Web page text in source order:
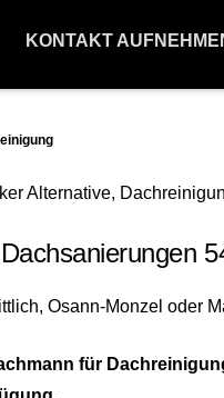
KONTAKT
für